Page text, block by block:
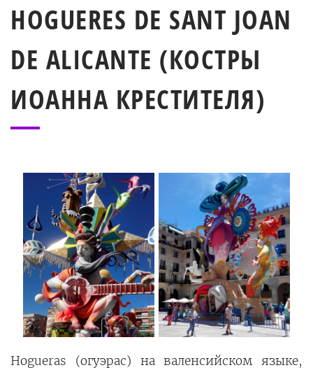
HOGUERES DE SANT JOAN
DE ALICANTE (КОСТРЫ
ИОАННА КРЕСТИТЕЛЯ)
Hogueras (огуэрас) на валенсийском языке,